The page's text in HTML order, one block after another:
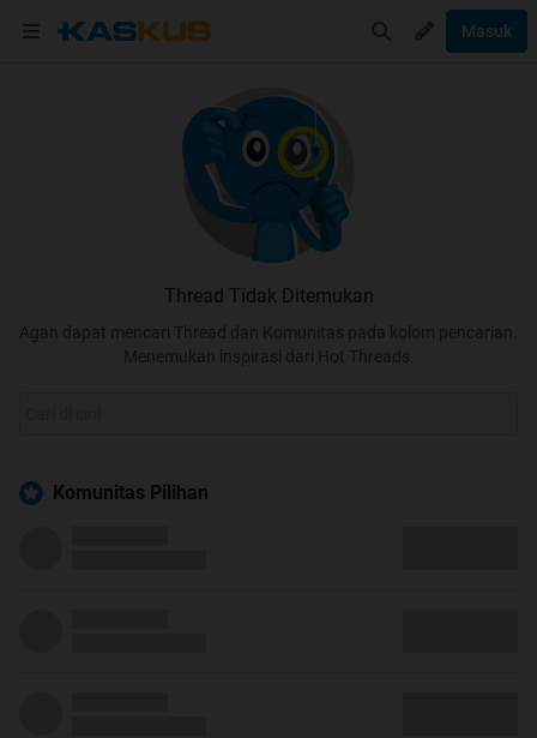
Masuk
Thread Tidak Ditemukan
Agan dapat mencari Thread dan Komunitas pada kolom pencarian.
Menemukan inspirasi dari Hot Threads.
Komunitas Pilihan